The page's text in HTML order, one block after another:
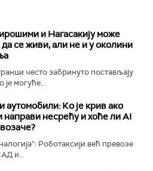
и Нагасакију може
се живи, али не и у околини
често забринуто постављају
је могуће...
аутомобили: Ко је крив ако
направи несрећу и хоће ли AI
Роботаксији већ превозе
и...